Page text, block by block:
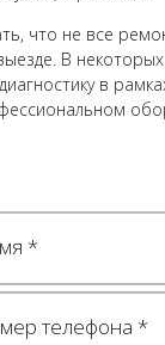
что не все
В
в